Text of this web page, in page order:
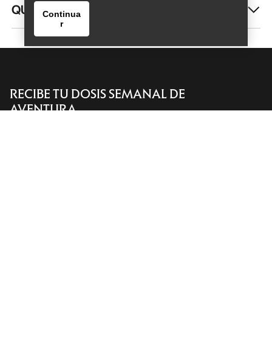
Encuentra una tienda Help
QUIÉNES SOMOS
RECIBE TU DOSIS SEMANAL DE
AVENTURA
Continua
r